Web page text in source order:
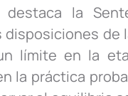
destaca la
de
límite en la
la práctica